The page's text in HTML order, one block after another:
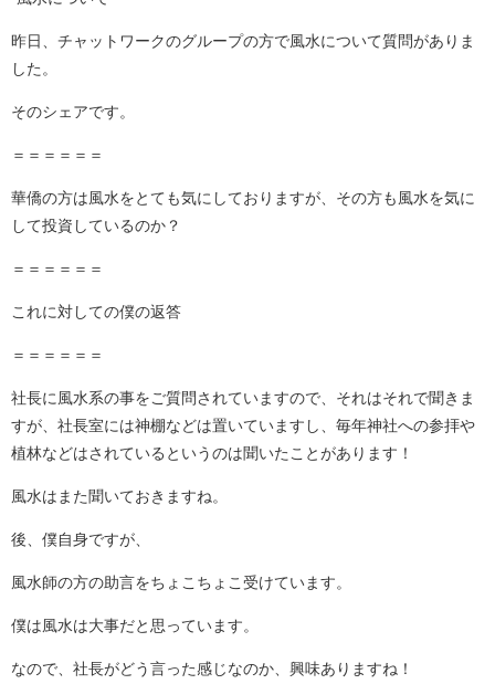
昨日、チャットワークのグループの方で風水について質問がありま
した。
そのシェアです。
＝＝＝＝＝＝
華僑の方は風水をとても気にしておりますが、その方も風水を気に
して投資しているのか？
＝＝＝＝＝＝
これに対しての僕の返答
＝＝＝＝＝＝
社長に風水系の事をご質問されていますので、それはそれで聞きま
すが、社長室には神棚などは置いていますし、毎年神社への参拝や
植林などはされているというのは聞いたことがあります！
風水はまた聞いておきますね。
後、僕自身ですが、
風水師の方の助言をちょこちょこ受けています。
僕は風水は大事だと思っています。
なので、社長がどう言った感じなのか、興味ありますね！